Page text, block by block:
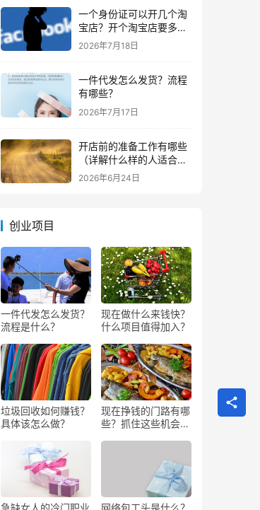
一个身份证可以开几个淘
宝店？开个淘宝店要多少
钱？
2026年7月18日
一件代发怎么发货？流程
有哪些？
2026年7月17日
开店前的准备工作有哪些
（详解什么样的人适合做
生意）
2026年6月24日
创业项目
一件代发怎么发货？
流程是什么？
现在做什么来钱快？
什么项目值得加入？
垃圾回收如何赚钱？
具体该怎么做？
现在挣钱的门路有哪
些？抓住这些机会闷
急缺女人的冷门职业
网络包工头是什么？